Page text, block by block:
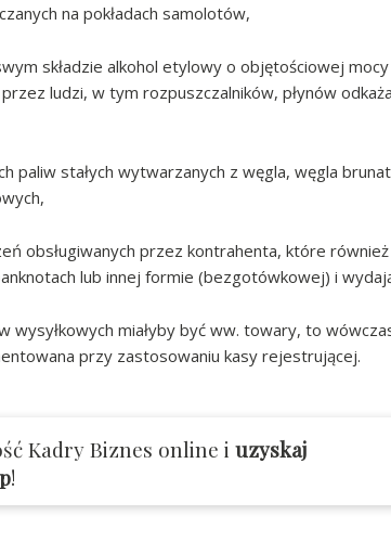
na pokładach samolotów,
składzie alkohol etylowy o objętościowej
ludzi, w tym rozpuszczalników, płynów
paliw stałych wytwarzanych z węgla, węgla
obsługiwanych przez kontrahenta, które
lub innej formie (bezgotówkowej) i
wysyłkowych miałyby być ww. towary, to
przy zastosowaniu kasy rejestrującej.
Kadry Biznes online i uzyskaj
!